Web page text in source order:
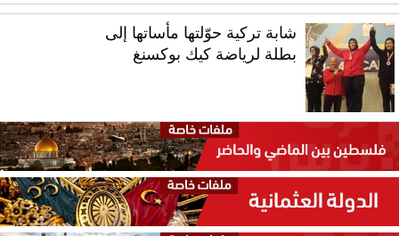
شابة تركية حوّلتها مأساتها إلى
بطلة لرياضة كيك بوكسنغ